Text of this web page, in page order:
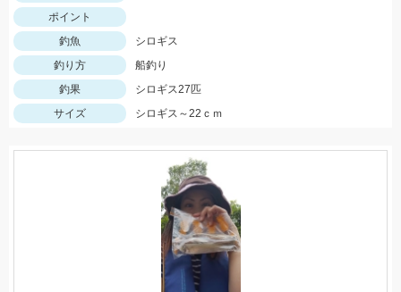
ポイント
釣魚
シロギス
釣り方
船釣り
釣果
シロギス27匹
サイズ
シロギス～22ｃｍ